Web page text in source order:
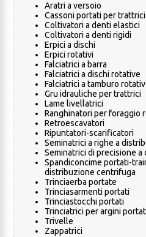
Aratri a versoio
Cassoni portati per trattrici
Coltivatori a denti elastici
Coltivatori a denti rigidi
Erpici a dischi
Erpici rotativi
Falciatrici a barra
Falciatrici a dischi rotative
Falciatrici a tamburo
Gru idrauliche per trattrici
Lame livellatrici
Ranghinatori per foraggio
Retroescavatori
Ripuntatori-scarificatori
Seminatrici a righe a
Seminatrici di precisione
Spandiconcime portati-
distribuzione centrifuga
Trinciaerba portate
Trinciasarmenti portati
Trinciastocchi portati
Trinciatrici per argini
Trivelle
Zappatrici